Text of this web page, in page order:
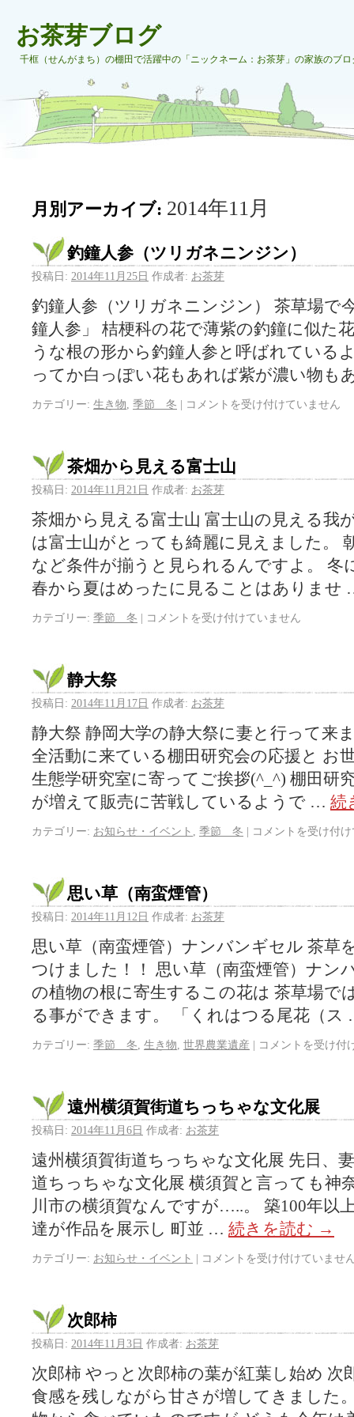
お茶芽ブログ
千框（せんがまち）の棚田で活躍中の「ニックネーム：お茶芽」の家族のブ
月別アーカイブ: 2014年11月
釣鐘人参（ツリガネニンジン）
投稿日: 2014年11月25日 作成者: お茶芽
釣鐘人参（ツリガネニンジン） 茶草場で
鐘人参」 桔梗科の花で薄紫の釣鐘に似た
うな根の形から釣鐘人参と呼ばれている
ってか白っぽい花もあれば紫が濃い物も
カテゴリー: 生き物 季節 冬 | コメントを受け付けていません
茶畑から見える富士山
投稿日: 2014年11月21日 作成者: お茶芽
茶畑から見える富士山 富士山の見える我
は富士山がとっても綺麗に見えました。
など条件が揃うと見られるんですよ。 冬
春から夏はめったに見ることはありま
カテゴリー: 季節 冬 | コメントを受け付けていません
静大祭
投稿日: 2014年11月17日 作成者: お茶芽
静大祭 静岡大学の静大祭に妻と行って来
全活動に来ている棚田研究会の応援と お
生態学研究室に寄ってご挨拶(^_^) 棚田研
が増えて販売に苦戦しているようで … 続
カテゴリー: お知らせ・イベント 季節 冬 | コメントを受け付
思い草（南蛮煙管）
投稿日: 2014年11月12日 作成者: お茶芽
思い草（南蛮煙管）ナンバンギセル 茶草
つけました！！ 思い草（南蛮煙管）ナン
の植物の根に寄生するこの花は 茶草場で
る事ができます。 「くれはつる尾花（
カテゴリー: 季節 冬 生き物 世界農業遺産 | コメントを受け付
遠州横須賀街道ちっちゃな文化展
投稿日: 2014年11月6日 作成者: お茶芽
遠州横須賀街道ちっちゃな文化展 先日、
道ちっちゃな文化展 横須賀と言っても神
川市の横須賀なんですが…..。 築100年以
達が作品を展示し 町並 … 続きを読む →
カテゴリー: お知らせ・イベント | コメントを受け付けていませ
次郎柿
投稿日: 2014年11月3日 作成者: お茶芽
次郎柿 やっと次郎柿の葉が紅葉し始め
食感を残しながら甘さが増してきました